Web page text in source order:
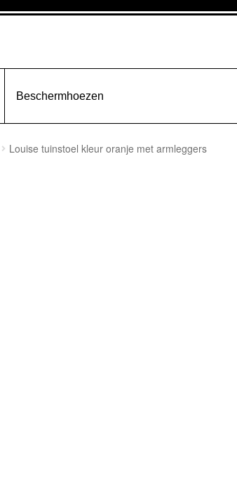
Beschermhoezen
Louise tuinstoel kleur oranje met armleggers